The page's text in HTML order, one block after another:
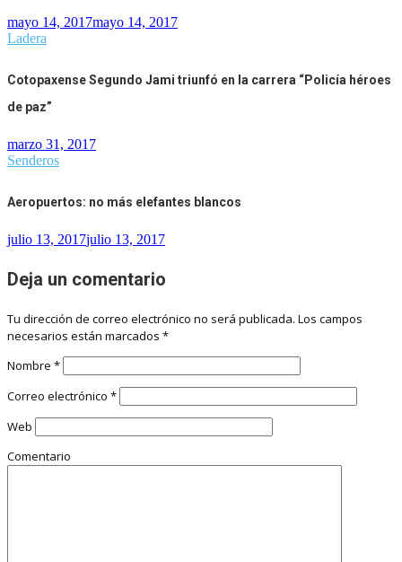
mayo 14, 2017mayo 14, 2017
Ladera
Cotopaxense Segundo Jami triunfó en la carrera “Policía héroes
de paz”
marzo 31, 2017
Senderos
Aeropuertos: no más elefantes blancos
julio 13, 2017julio 13, 2017
Deja un comentario
Tu dirección de correo electrónico no será publicada. Los campos
necesarios están marcados *
Nombre *
Correo electrónico *
Web
Comentario